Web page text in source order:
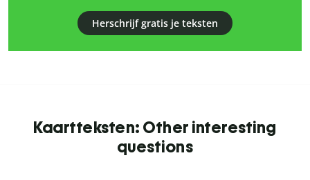
Herschrijf gratis je teksten
Kaartteksten: Other interesting
questions